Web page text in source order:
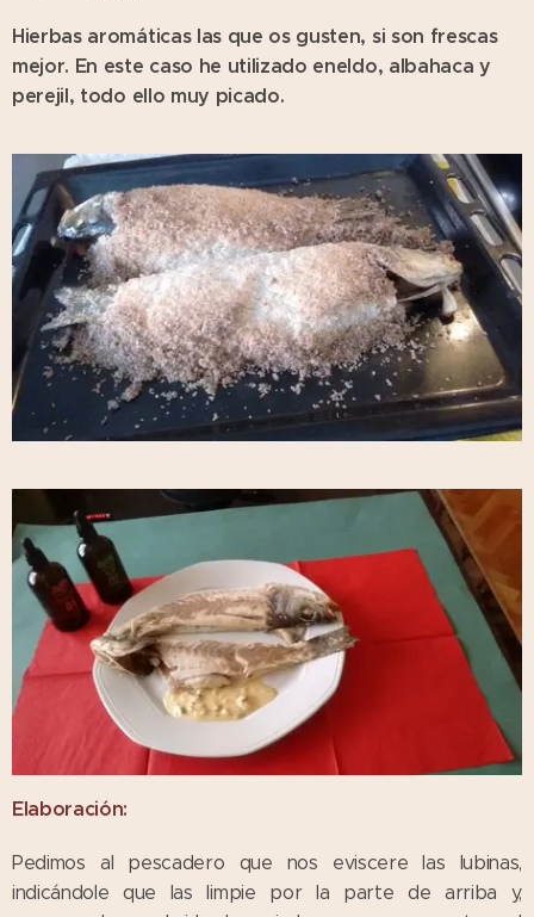
Hierbas aromáticas las que os gusten, si son frescas
mejor. En este caso he utilizado eneldo, albahaca y
perejil, todo ello muy picado.
Elaboración:
Pedimos al pescadero que nos eviscere las lubinas,
indicándole que las limpie por la parte de arriba y,